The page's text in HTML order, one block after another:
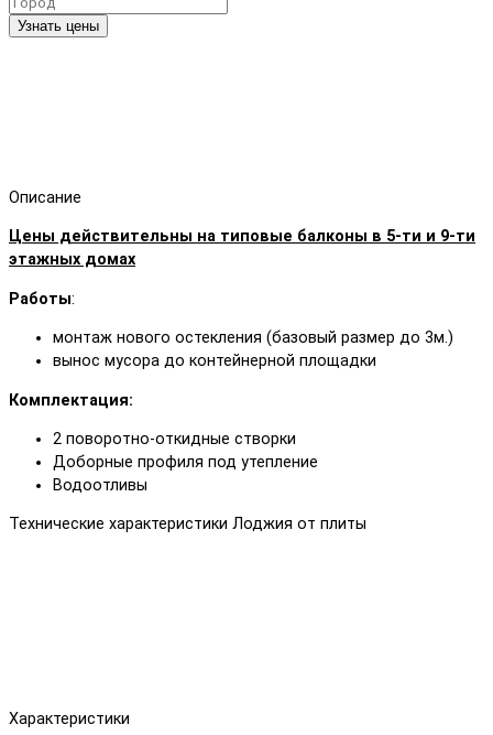
Узнать цены
Описание
Цены действительны на типовые балконы в 5-ти и 9-ти
этажных домах
Работы:
монтаж нового остекления (базовый размер до 3м.)
вынос мусора до контейнерной площадки
Комплектация:
2 поворотно-откидные створки
Доборные профиля под утепление
Водоотливы
Технические характеристики Лоджия от плиты
Характеристики